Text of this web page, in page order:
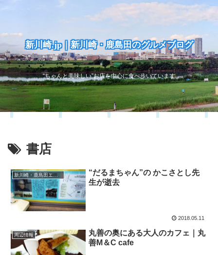
新川崎.jp｜新川崎・鹿島田のグルメブログ
“ちゃんと美味しい”お店を中心に食べ歩いています
書店
新川崎・鹿島田エリア
“だるまちゃん”の かこさとし先
生が逝去
2018.05.11
周辺情報
丸善の奥にある大人のカフェ｜丸
善M＆C cafe